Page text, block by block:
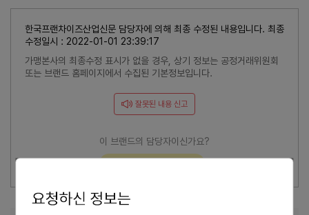
한국프랜차이즈산업신문 담당자에 의해 최종 수정된 내용입니다. 최종
수정일시 : 2022-01-01 23:39:17
가맹본사의 최종수정 표시가 없을 경우, 상기 정보는 공정거래위원회
또는 브랜드 홈페이지에서 수집된 기본정보입니다.
잘못된 내용 신고
이 브랜드의 담당자이신가요?